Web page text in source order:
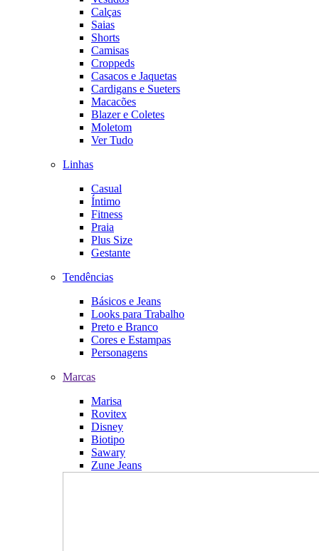
Calças
Saias
Shorts
Camisas
Croppeds
Casacos e Jaquetas
Cardigans e Sueters
Macacões
Blazer e Coletes
Moletom
Ver Tudo
Linhas
Casual
Íntimo
Fitness
Praia
Plus Size
Gestante
Tendências
Básicos e Jeans
Looks para Trabalho
Preto e Branco
Cores e Estampas
Personagens
Marcas
Marisa
Rovitex
Disney
Biotipo
Sawary
Zune Jeans